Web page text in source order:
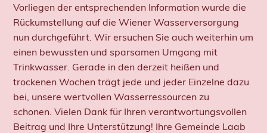
Vorliegen der entsprechenden Information wurde die
Rückumstellung auf die Wiener Wasserversorgung
nun durchgeführt. Wir ersuchen Sie auch weiterhin um
einen bewussten und sparsamen Umgang mit
Trinkwasser. Gerade in den derzeit heißen und
trockenen Wochen trägt jede und jeder Einzelne dazu
bei, unsere wertvollen Wasserressourcen zu
schonen. Vielen Dank für Ihren verantwortungsvollen
Beitrag und Ihre Unterstützung! Ihre Gemeinde Laab